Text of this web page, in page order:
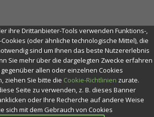
ihre Drittanbieter-Tools verwenden Funktions-,
(oder ähnliche technologische Mittel), die
sind um Ihnen das beste Nutzererlebnis
Sie mehr über die dargelegten Zwecke erfahren
allen oder einzelnen Cookies
ziehen Sie bitte die Cookie-Richtlinien zurate.
Seite zu verwenden, z. B. dieses Banner
oder Ihre Recherche auf andere Weise
sich mit dem Gebrauch von Cookies